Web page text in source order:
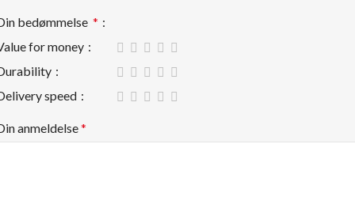
bedømmelse *
for money
speed
anmeldelse*